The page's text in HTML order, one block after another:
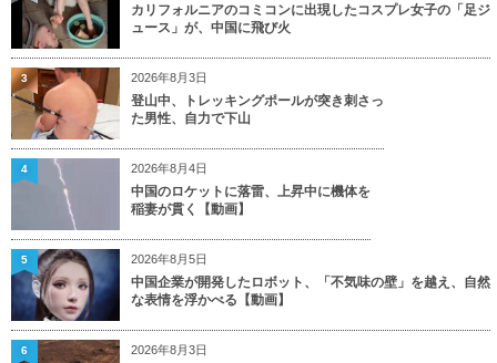
カリフォルニアのコミコンに出現したコスプレ女子の「足ジ
ュース」が、中国に飛び火
2026年8月3日
登山中、トレッキングポールが突き刺さっ
た男性、自力で下山
3
2026年8月4日
中国のロケットに落雷、上昇中に機体を
稲妻が貫く【動画】
4
2026年8月5日
中国企業が開発したロボット、「不気味の壁」を越え、自然
な表情を浮かべる【動画】
5
2026年8月3日
6